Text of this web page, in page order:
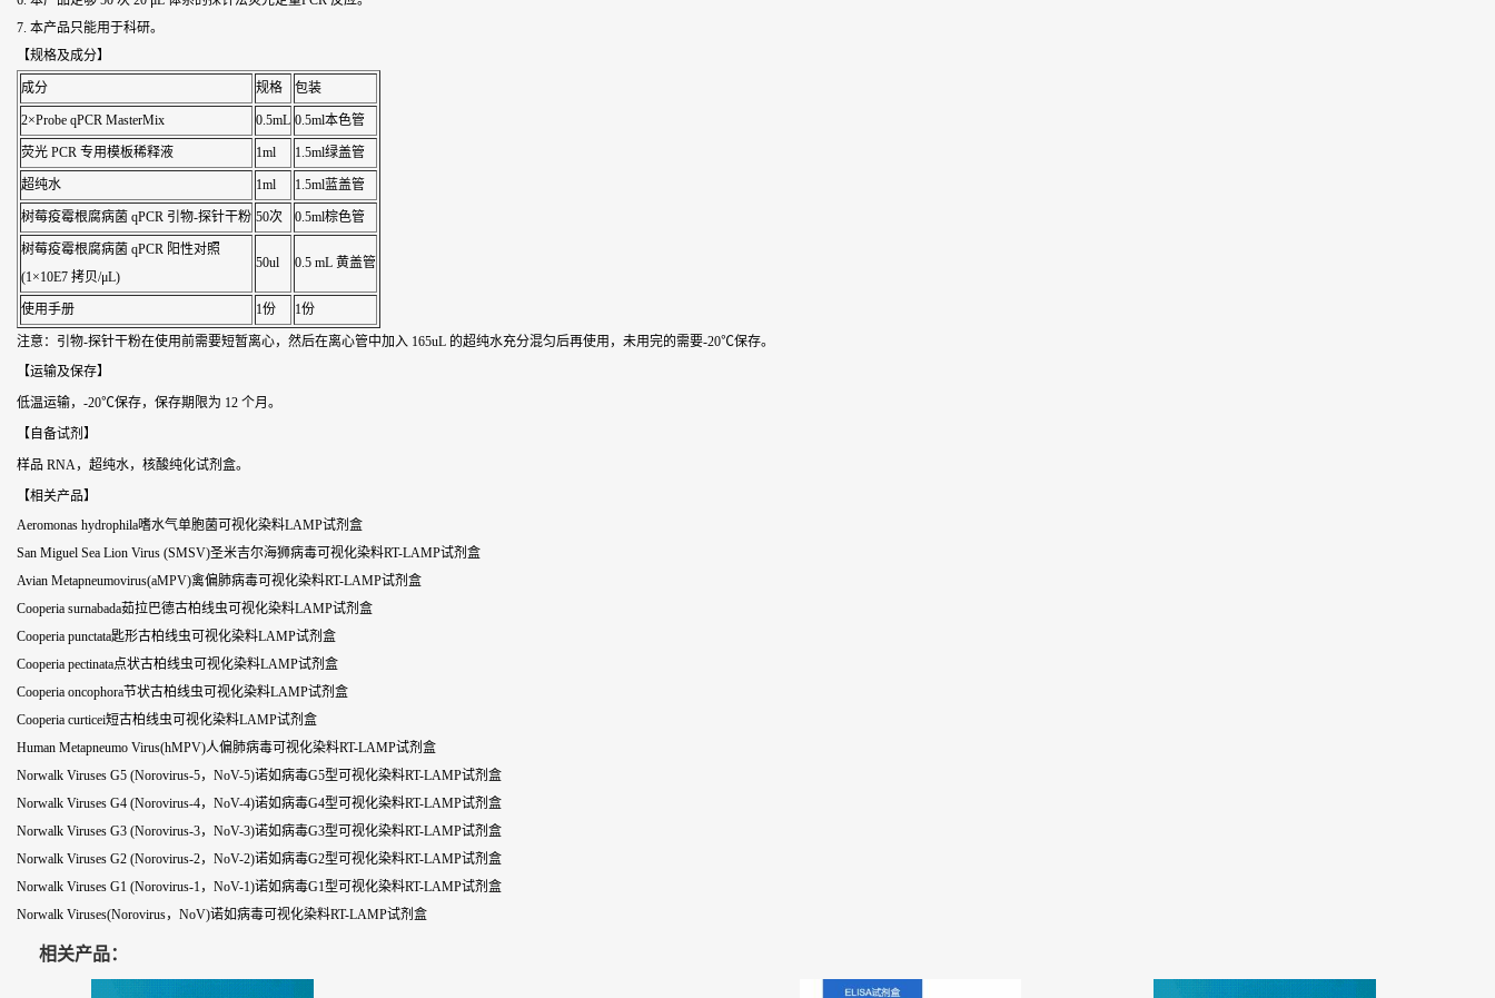
7. 本产品只能用于科研。
【规格及成分】
成分 规格 包装
2×Probe qPCR MasterMix 0.5mL 0.5ml本色管
荧光 PCR 专用模板稀释液 1ml 1.5ml绿盖管
超纯水 1ml 1.5ml蓝盖管
树莓疫霉根腐病菌 qPCR 引物-探针干粉 50次 0.5ml棕色管
树莓疫霉根腐病菌 qPCR 阳性对照
(1×10E7 拷贝/μL)
50ul 0.5 mL 黄盖管
使用手册 1份 1份
注意：引物-探针干粉在使用前需要短暂离心，然后在离心管中加入 165uL 的超纯水充分混匀后再使用，未用完的需要-20℃保存。
【运输及保存】
低温运输，-20℃保存，保存期限为 12 个月。
【自备试剂】
样品 RNA，超纯水，核酸纯化试剂盒。
【相关产品】
Aeromonas hydrophila嗜水气单胞菌可视化染料LAMP试剂盒
San Miguel Sea Lion Virus (SMSV)圣米吉尔海狮病毒可视化染料RT-LAMP试剂盒
Avian Metapneumovirus(aMPV)禽偏肺病毒可视化染料RT-LAMP试剂盒
Cooperia surnabada茹拉巴德古柏线虫可视化染料LAMP试剂盒
Cooperia punctata匙形古柏线虫可视化染料LAMP试剂盒
Cooperia pectinata点状古柏线虫可视化染料LAMP试剂盒
Cooperia oncophora节状古柏线虫可视化染料LAMP试剂盒
Cooperia curticei短古柏线虫可视化染料LAMP试剂盒
Human Metapneumo Virus(hMPV)人偏肺病毒可视化染料RT-LAMP试剂盒
Norwalk Viruses G5 (Norovirus-5，NoV-5)诺如病毒G5型可视化染料RT-LAMP试剂盒
Norwalk Viruses G4 (Norovirus-4，NoV-4)诺如病毒G4型可视化染料RT-LAMP试剂盒
Norwalk Viruses G3 (Norovirus-3，NoV-3)诺如病毒G3型可视化染料RT-LAMP试剂盒
Norwalk Viruses G2 (Norovirus-2，NoV-2)诺如病毒G2型可视化染料RT-LAMP试剂盒
Norwalk Viruses G1 (Norovirus-1，NoV-1)诺如病毒G1型可视化染料RT-LAMP试剂盒
Norwalk Viruses(Norovirus，NoV)诺如病毒可视化染料RT-LAMP试剂盒
相关产品：